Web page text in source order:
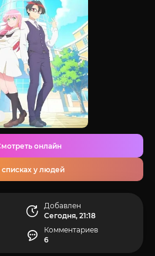
онлайн
списках у людей
Добавлен
Сегодня, 21:18
Комментариев
6